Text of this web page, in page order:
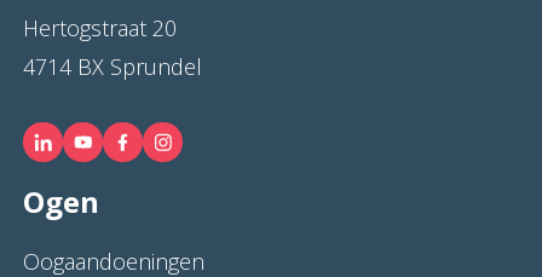
Hertogstraat 20
4714 BX Sprundel
Ogen
Oogaandoeningen